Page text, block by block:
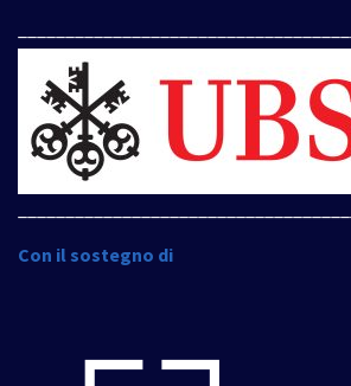
Con il sostegno di